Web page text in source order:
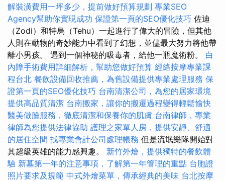
解裝潢費用一坪多少，提前做好預算規劃 專業SEO
Agency幫助你實現成功 保證第一頁的SEO優化技巧 佐迪
（Zodi）和特烏（Tehu）一起進行了偉大的冒險，但其他
人則在動物的奇妙能力中看到了幻想，並儘最大努力將他帶
離小男孩。 遇到一個神秘的吸毒者，給他一瓶魔術粉。 白
內障手術費用詳細解析，幫助您做好預算 經絡按摩專業課
程台北 餐飲設備回收推薦，為舊設備提供專業處理服務 保
證第一頁的SEO優化技巧 台南清潔公司，為您的居家環境
提供高品質清潔 台南搬家，讓你的搬遷過程變得輕鬆愉快
醫美做臉服務，徹底清潔和保養你的肌膚 台南律師，專業
律師為您提供法律協助 護理之家單人房，提供安靜、舒適
的居住空間 找專業會計公司處理帳務 但是流氓樂隊開始對
其超級英雄的能力感興趣。 新竹外燴，提供獨特的餐飲體
驗 新墓第一年的注意事項，了解第一年管理的重點 台胞證
照片要求及規範 中式外燴菜單，傳承經典的美味 台北按摩